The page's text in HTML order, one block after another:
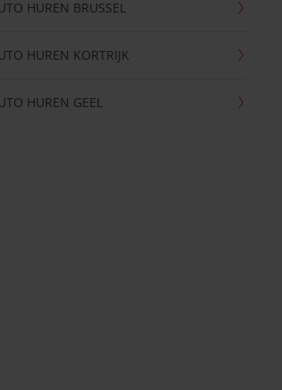
HUREN BRUSSEL
HUREN KORTRIJK
HUREN GEEL